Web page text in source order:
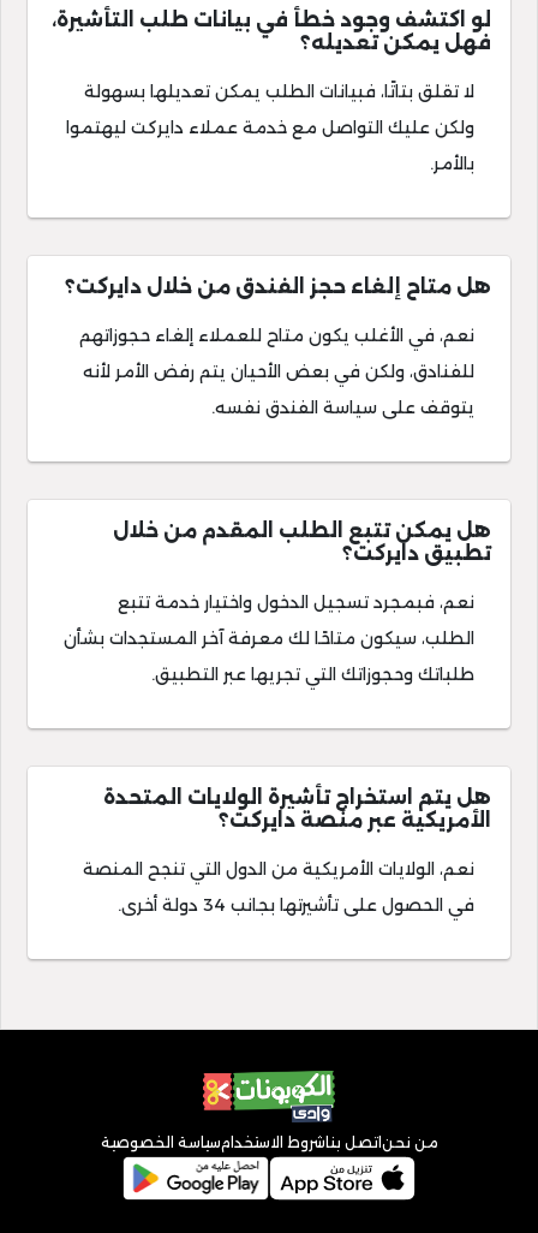
لو اكتشف وجود خطأ في بيانات طلب التأشيرة،
فهل يمكن تعديله؟
لا تقلق بتاتًا، فبيانات الطلب يمكن تعديلها بسهولة
ولكن عليك التواصل مع خدمة عملاء دايركت ليهتموا
بالأمر.
هل متاح إلغاء حجز الفندق من خلال دايركت؟
نعم، في الأغلب يكون متاح للعملاء إلغاء حجوزاتهم
للفنادق، ولكن في بعض الأحيان يتم رفض الأمر لأنه
يتوقف على سياسة الفندق نفسه.
هل يمكن تتبع الطلب المقدم من خلال
تطبيق دايركت؟
نعم، فبمجرد تسجيل الدخول واختيار خدمة تتبع
الطلب، سيكون متاحًا لك معرفة آخر المستجدات بشأن
طلباتك وحجوزاتك التي تجريها عبر التطبيق.
هل يتم استخراج تأشيرة الولايات المتحدة
الأمريكية عبر منصة دايركت؟
نعم، الولايات الأمريكية من الدول التي تنجح المنصة
في الحصول على تأشيرتها بجانب 34 دولة أخرى.
من نحن اتصل بنا شروط الاستخدامسياسة الخصوصية